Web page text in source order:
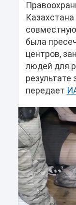
была
центров,
людей для
передает